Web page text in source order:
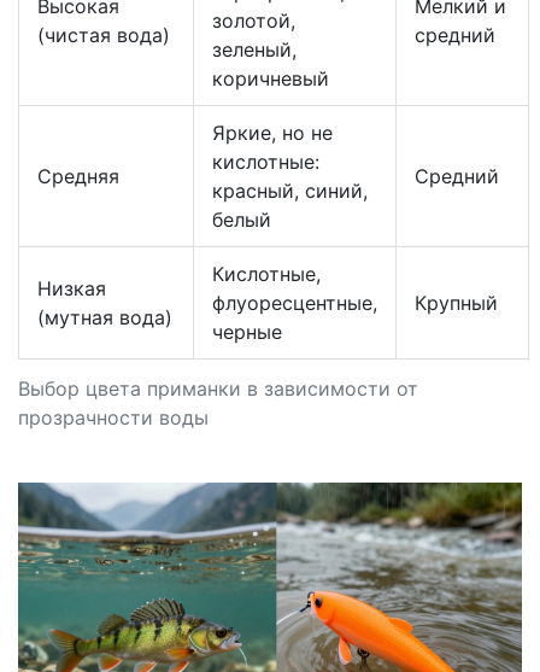
Выбор цвета приманки в зависимости от
прозрачности воды
Высокая
(чистая вода)
золотой,
зеленый,
коричневый
Мелкий и
средний
Средняя
Яркие, но не
кислотные:
красный, синий,
белый
Средний
Низкая
(мутная вода)
Кислотные,
флуоресцентные,
черные
Крупный